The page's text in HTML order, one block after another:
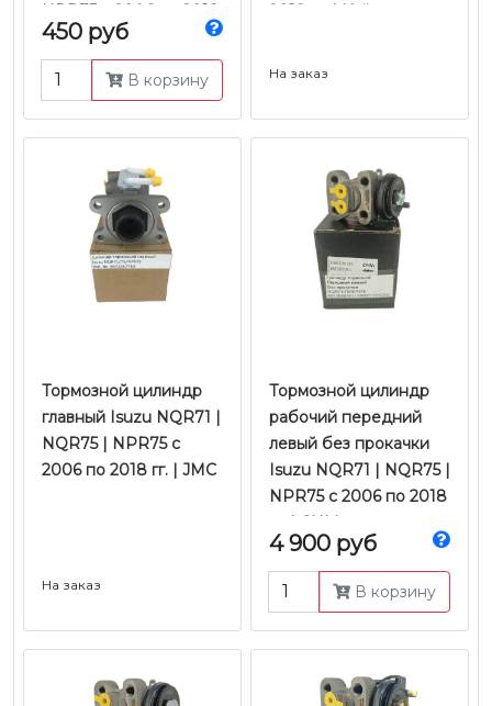
NPR75 с 2006 по 2018
гг. | JMC
450 руб
В корзину
2018 гг. | Kujiwa
На заказ
Тормозной цилиндр
главный Isuzu NQR71 |
NQR75 | NPR75 с
2006 по 2018 гг. | JMC
На заказ
Тормозной цилиндр
рабочий передний
левый без прокачки
Isuzu NQR71 | NQR75 |
NPR75 с 2006 по 2018
гг. | CHM
4 900 руб
В корзину